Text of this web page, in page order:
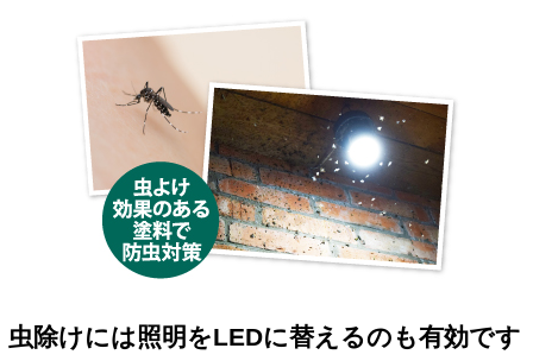
虫除けには照明をLEDに替えるのも有効です